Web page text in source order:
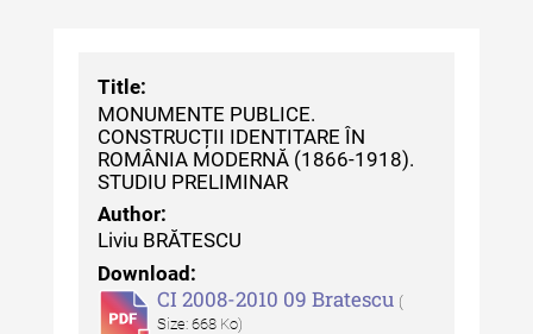
Buletinul ”Ioan Neculce” al
Muzeului de Istorie a Moldovei -
XXIV / 2018
Buletinul ”Ioan Neculce” al
Muzeului de Istorie a Moldovei -
XXIII / 2017
Buletinul ”Ioan Neculce” al
Title:
MONUMENTE PUBLICE.
CONSTRUCȚII IDENTITARE ÎN
ROMÂNIA MODERNĂ (1866-1918).
STUDIU PRELIMINAR
Author:
Liviu BRĂTESCU
Download:
CI 2008-2010 09 Bratescu (
Size: 668 Ko)